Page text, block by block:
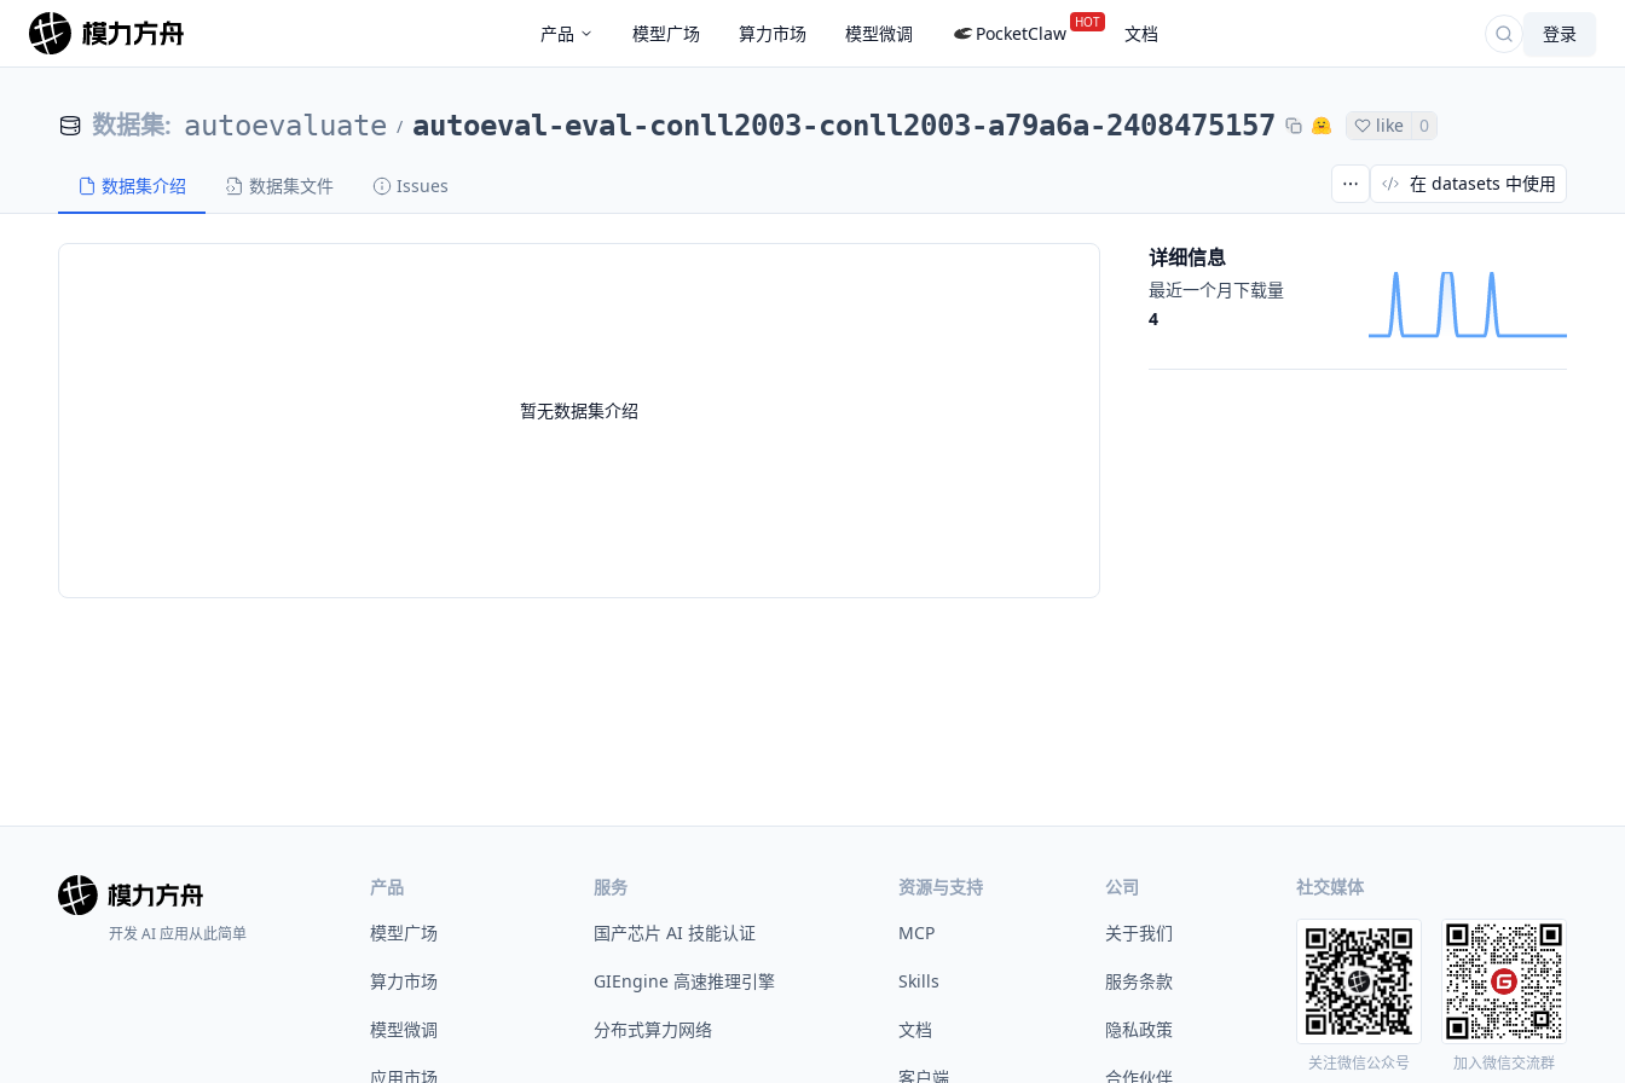
产品 模型广场 算力市场 模型微调 PocketClaw HOT 文档 登录
数据集: autoevaluate / autoeval-eval-conll2003-conll2003-a79a6a-2408475157 like 0
数据集介绍 数据集文件 Issues 在 datasets 中使用
暂无数据集介绍
详细信息
最近一个月下载量
4
开发 AI 应用从此简单
产品
模型广场
算力市场
模型微调
应用市场
服务
国产芯片 AI 技能认证
GIEngine 高速推理引擎
分布式算力网络
资源与支持
MCP
Skills
文档
客户端
公司
关于我们
服务条款
隐私政策
合作伙伴
社交媒体
关注微信公众号 加入微信交流群